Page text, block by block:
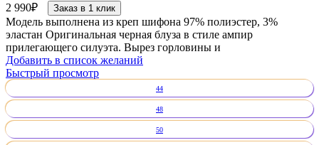
2 990₽ Заказ в 1 клик
Модель выполнена из креп шифона 97% полиэстер, 3%
эластан Оригинальная черная блуза в стиле ампир
прилегающего силуэта. Вырез горловины и
Добавить в список желаний
Быстрый просмотр
44
48
50